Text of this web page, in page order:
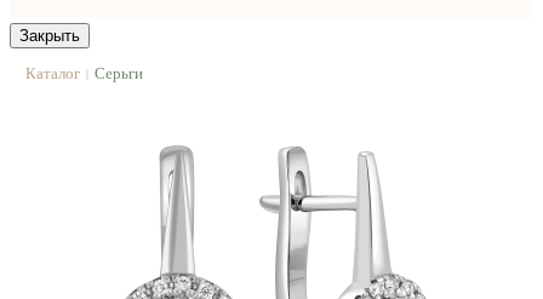
Закрыть
Каталог | Серьги